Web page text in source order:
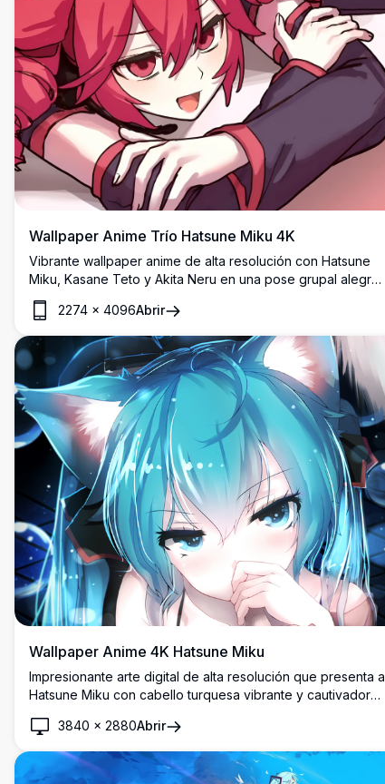
Wallpaper Anime Trío Hatsune Miku 4K
Vibrante wallpaper anime de alta resolución con Hatsune
Miku, Kasane Teto y Akita Neru en una pose grupal alegre.
La colorida obra de arte muestra a los icónicos personajes
Vocaloid con su característico cabello azul, rubio y rosa,
perfecto para entusiastas del anime y fanáticos de las
cantantes virtuales japonesas.
2274 × 4096Abrir
Wallpaper Anime 4K Hatsune Miku
Impresionante arte digital de alta resolución que presenta a
Hatsune Miku con cabello turquesa vibrante y cautivadores
hermosos efectos de iluminación, diseño detallado de
personajes y calidad 4K cristalina perfecta para cualquier
pantalla.
3840 × 2880Abrir